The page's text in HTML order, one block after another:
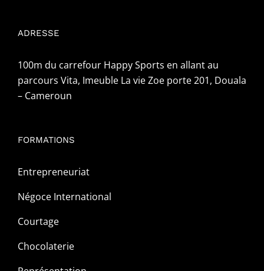
ADRESSE
100m du carrefour Happy Sports en allant au
parcours Vita, Imeuble La vie Zoe porte 201, Douala
– Cameroun
FORMATIONS
Entrepreneuriat
Négoce International
Courtage
Chocolaterie